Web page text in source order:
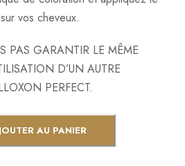
vos cheveux.
PAS GARANTIR LE MÊME
D’UN AUTRE
PERFECT.
AU PANIER